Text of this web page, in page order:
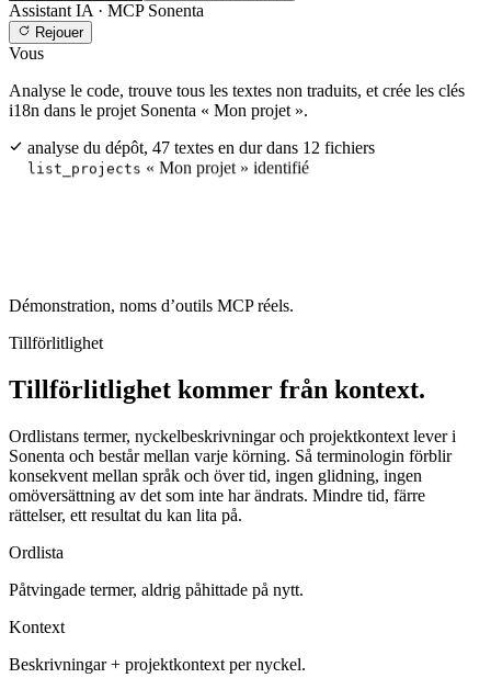
Assistant IA · MCP Sonenta
Rejouer
Vous
Analyse le code, trouve tous les textes non traduits, et crée les clés
i18n dans le projet Sonenta « Mon projet ».
analyse du dépôt, 47 textes en dur dans 12 fichiers
list_projects « Mon projet » identifié
Démonstration, noms d’outils MCP réels.
Tillförlitlighet
Tillförlitlighet kommer från kontext.
Ordlistans termer, nyckelbeskrivningar och projektkontext lever i
Sonenta och består mellan varje körning. Så terminologin förblir
konsekvent mellan språk och över tid, ingen glidning, ingen
omöversättning av det som inte har ändrats. Mindre tid, färre
rättelser, ett resultat du kan lita på.
Ordlista
Påtvingade termer, aldrig påhittade på nytt.
Kontext
Beskrivningar + projektkontext per nyckel.